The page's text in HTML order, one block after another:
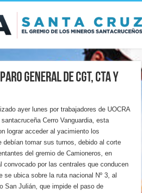
general de CGT, CTA y
ayer lunes por trabajadores de UOCRA
Cerro Vanguardia, esta
lograr acceder al yacimiento los
debían tomar sus turnos, debido al corte
del gremio de Camioneros, en
convocado por las centrales que conducen
se ubica sobre la ruta nacional Nº 3, al
San Julián, que impide el paso de